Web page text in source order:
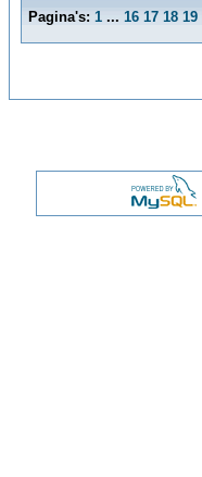
Pagina's: 1 ... 16 17 18 19